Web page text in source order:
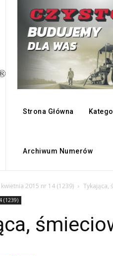
Strona Główna
Archiwum Numerów
kwietnia 2015 nr 14 (1239) Tykająca,
(1239)